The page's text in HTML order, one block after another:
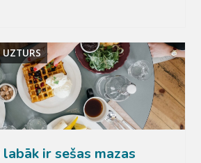
UZTURS
ir sešas mazas